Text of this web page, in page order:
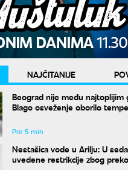
NAJČITANIJE
Beograd nije među najtoplijim
Blago osveženje oborilo
Pre 5 min
Nestašica vode u Arilju: U
uvedene restrikcije zbog